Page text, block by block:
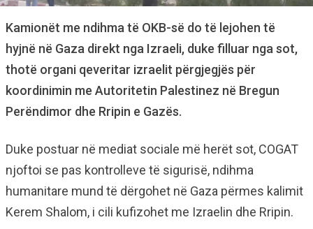
Kamionët me ndihma të OKB-së do të lejohen të
hyjnë në Gaza direkt nga Izraeli, duke filluar nga sot,
thotë organi qeveritar izraelit përgjegjës për
koordinimin me Autoritetin Palestinez në Bregun
Perëndimor dhe Rripin e Gazës.
Duke postuar në mediat sociale më herët sot, COGAT
njoftoi se pas kontrolleve të sigurisë, ndihma
humanitare mund të dërgohet në Gaza përmes kalimit
Kerem Shalom, i cili kufizohet me Izraelin dhe Rripin.